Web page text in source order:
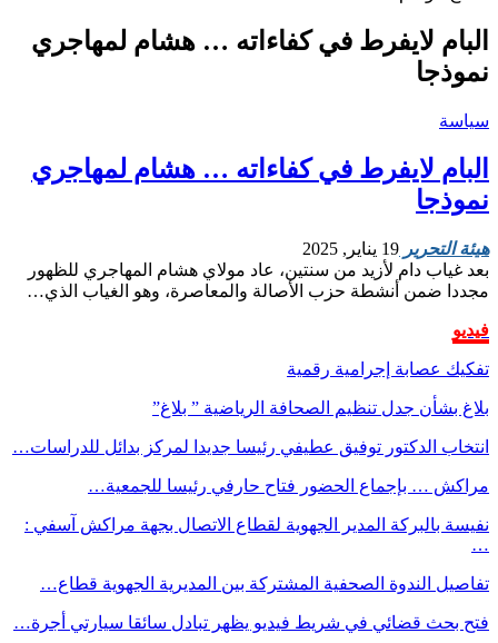
البام لايفرط في كفاءاته … هشام لمهاجري
نموذجا
سياسة
البام لايفرط في كفاءاته … هشام لمهاجري
نموذجا
هيئة التحرير 19 يناير, 2025
بعد غياب دام لأزيد من سنتين، عاد مولاي هشام المهاجري للظهور
مجددا ضمن أنشطة حزب الأصالة والمعاصرة، وهو الغياب الذي…
فيديو
تفكيك عصابة إجرامية رقمية
بلاغ بشأن جدل تنظيم الصحافة الرياضية ” بلاغ”
انتخاب الدكتور توفيق عطيفي رئيسا جديدا لمركز بدائل للدراسات…
مراكش … بإجماع الحضور فتاح حارفي رئيسا للجمعية…
نفيسة بالبركة المدير الجهوية لقطاع الاتصال بجهة مراكش آسفي :
…
تفاصيل الندوة الصحفية المشتركة بين المديرية الجهوية قطاع…
فتح بحث قضائي في شريط فيديو يظهر تبادل سائقا سيارتي أجرة…